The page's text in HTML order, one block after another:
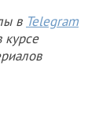
в Telegram
курсе